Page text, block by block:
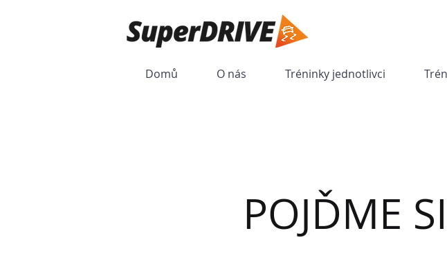
Domů O nás Tréninky jednotlivci
POJĎME